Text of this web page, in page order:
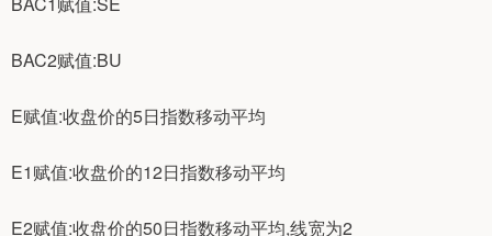
BAC2赋值:BU
E赋值:收盘价的5日指数移动平均
E1赋值:收盘价的12日指数移动平均
E2赋值:收盘价的50日指数移动平均,线宽为2